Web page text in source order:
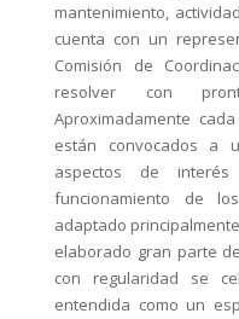
mantenimiento,
cuenta con un
Comisión de
resolver con
Aproximadamente
están convocados a
aspectos de
funcionamiento de
adaptado
elaborado gran parte
con regularidad se
entendida como un